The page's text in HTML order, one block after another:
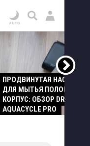
ПРОДВИНУТАЯ НАСАДКА
ДЛЯ МЫТЬЯ ПОЛОВ И
КОРПУС: ОБЗОР DREAME
AQUACYCLE PRO